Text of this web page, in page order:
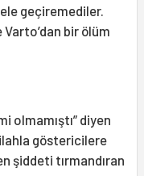
ele geçiremediler.
bir ölüm
olmamıştı” diyen
göstericilere
şiddeti tırmandıran